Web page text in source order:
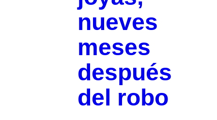
nueves
meses
después
del robo